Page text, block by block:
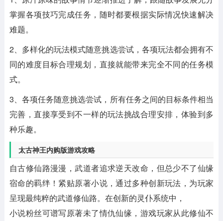
掌握各项技巧完成任务，随时都要根据实际情况快速解决
难题。
2、多样化的玩法模式随意挑选尝试，各项玩法都会拥有不
同的难度目标合理规划，直接就能带来完全不同的任务模
式。
3、各项任务随意挑选尝试，所有任务之间的目标条件相当
完善，直接享受到不一样的玩法挑战合理安排，体验到多
种乐趣。
太古神王内购版游戏攻略
自古修仙路漫漫，武道者追求逆天改命，但总少不了仙缘
宿命的羁绊！紧贴原著小说，通过多种创新玩法，为玩家
呈现最纯粹的武道修仙路。在创新的灵仆系统中，
小说粉丝可谱写原著未了情仇仙缘，游戏玩家从此修仙不